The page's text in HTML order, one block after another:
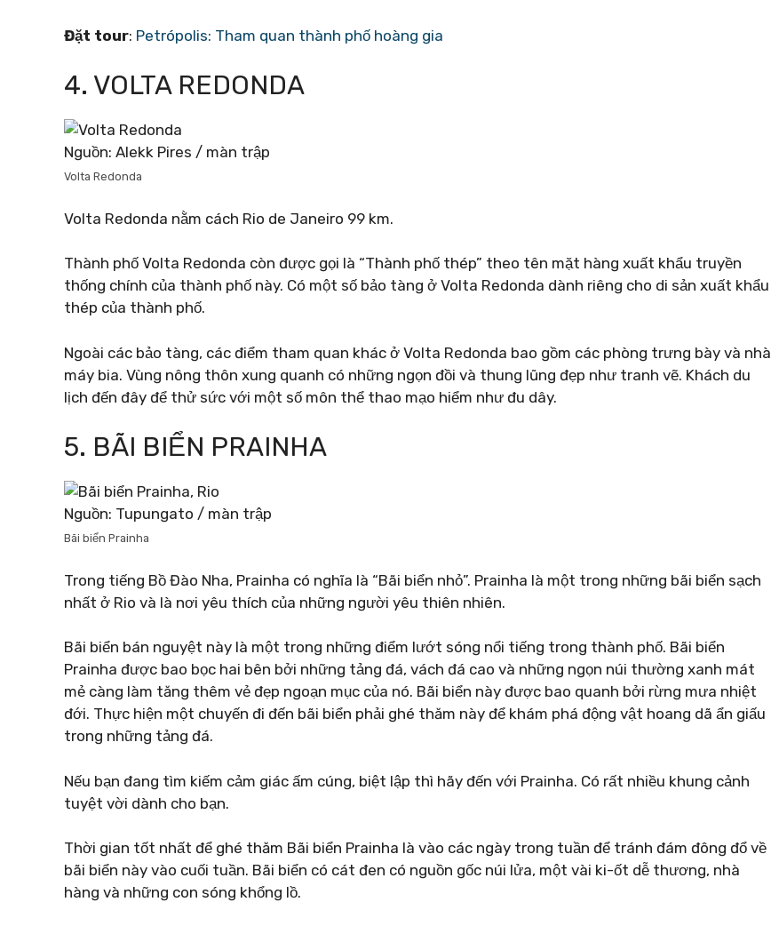
Đặt tour: Petrópolis: Tham quan thành phố hoàng gia
4. VOLTA REDONDA
Nguồn: Alekk Pires / màn trập
Volta Redonda
Volta Redonda nằm cách Rio de Janeiro 99 km.
Thành phố Volta Redonda còn được gọi là “Thành phố thép” theo tên mặt hàng xuất khẩu truyền
thống chính của thành phố này. Có một số bảo tàng ở Volta Redonda dành riêng cho di sản xuất khẩu
thép của thành phố.
Ngoài các bảo tàng, các điểm tham quan khác ở Volta Redonda bao gồm các phòng trưng bày và nhà
máy bia. Vùng nông thôn xung quanh có những ngọn đồi và thung lũng đẹp như tranh vẽ. Khách du
lịch đến đây để thử sức với một số môn thể thao mạo hiểm như đu dây.
5. BÃI BIỂN PRAINHA
Nguồn: Tupungato / màn trập
Bãi biển Prainha
Trong tiếng Bồ Đào Nha, Prainha có nghĩa là “Bãi biển nhỏ”. Prainha là một trong những bãi biển sạch
nhất ở Rio và là nơi yêu thích của những người yêu thiên nhiên.
Bãi biển bán nguyệt này là một trong những điểm lướt sóng nổi tiếng trong thành phố. Bãi biển
Prainha được bao bọc hai bên bởi những tảng đá, vách đá cao và những ngọn núi thường xanh mát
mẻ càng làm tăng thêm vẻ đẹp ngoạn mục của nó. Bãi biển này được bao quanh bởi rừng mưa nhiệt
đới. Thực hiện một chuyến đi đến bãi biển phải ghé thăm này để khám phá động vật hoang dã ẩn giấu
trong những tảng đá.
Nếu bạn đang tìm kiếm cảm giác ấm cúng, biệt lập thì hãy đến với Prainha. Có rất nhiều khung cảnh
tuyệt vời dành cho bạn.
Thời gian tốt nhất để ghé thăm Bãi biển Prainha là vào các ngày trong tuần để tránh đám đông đổ về
bãi biển này vào cuối tuần. Bãi biển có cát đen có nguồn gốc núi lửa, một vài ki-ốt dễ thương, nhà
hàng và những con sóng khổng lồ.